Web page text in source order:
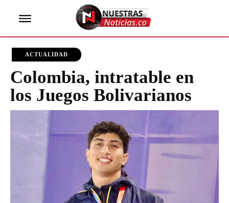
ACTUALIDAD
Colombia, intratable en
los Juegos Bolivarianos